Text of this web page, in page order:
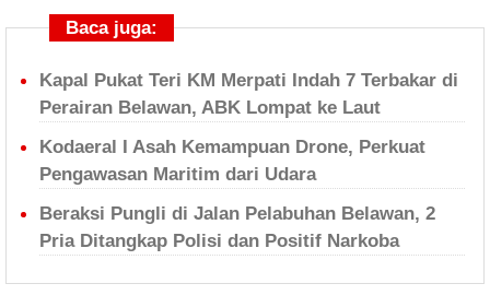
Baca juga:
Kapal Pukat Teri KM Merpati Indah 7 Terbakar di
Perairan Belawan, ABK Lompat ke Laut
Kodaeral I Asah Kemampuan Drone, Perkuat
Pengawasan Maritim dari Udara
Beraksi Pungli di Jalan Pelabuhan Belawan, 2
Pria Ditangkap Polisi dan Positif Narkoba